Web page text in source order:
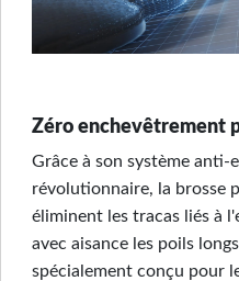
Zéro enchevêtrement
Grâce à son système anti-
révolutionnaire, la brosse
éliminent les tracas liés à
avec aisance les poils
spécialement conçu pour